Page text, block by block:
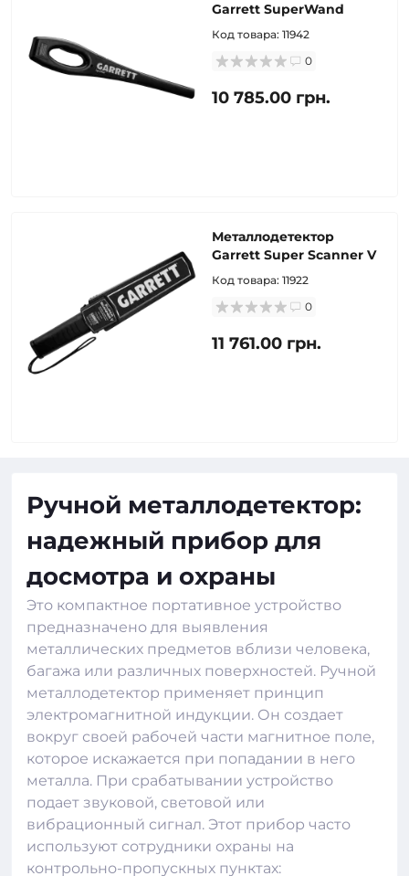
Garrett SuperWand
Код товара: 11942
0
10 785.00 грн.
Металлодетектор
Garrett Super Scanner V
Код товара: 11922
0
11 761.00 грн.
Ручной металлодетектор:
надежный прибор для
досмотра и охраны
Это компактное портативное устройство
предназначено для выявления
металлических предметов вблизи человека,
багажа или различных поверхностей. Ручной
металлодетектор применяет принцип
электромагнитной индукции. Он создает
вокруг своей рабочей части магнитное поле,
которое искажается при попадании в него
металла. При срабатывании устройство
подает звуковой, световой или
вибрационный сигнал. Этот прибор часто
используют сотрудники охраны на
контрольно-пропускных пунктах: